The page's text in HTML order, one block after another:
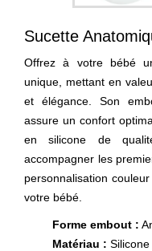
Sucette
Offrez à votre bébé
unique, mettant en
et élégance. Son
assure un confort
en silicone de
accompagner les
personnalisation
votre bébé.
Forme embout :
Matériau :